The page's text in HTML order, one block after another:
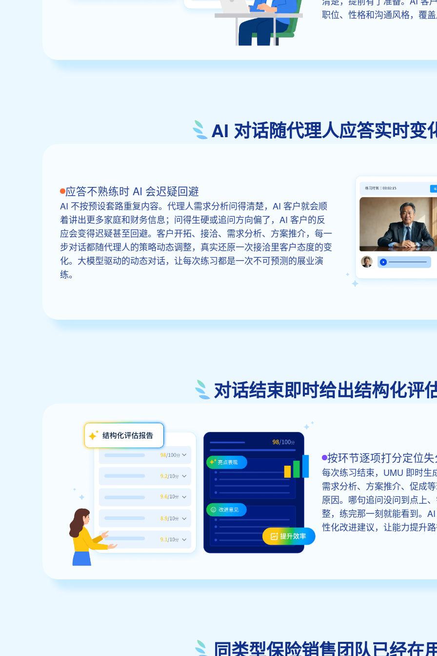
职位、性格和沟通风格，覆
AI 对话随代理人应答实时变
应答不熟练时 AI 会迟疑回避
AI 不按预设套路重复内容。代理人需求分析问得清楚，AI 客户就会顺
着讲出更多家庭和财务信息；问得生硬或追问方向偏了，AI 客户的反
应会变得迟疑甚至回避。客户开拓、接洽、需求分析、方案推介，每一
步对话都随代理人的策略动态调整，真实还原一次接洽里客户态度的变
化。大模型驱动的动态对话，让每次练习都是一次不可预测的展业演
练。
对话结束即时给出结构化评
按环节逐项打分定位
每次练习结束，UMU 即时
需求分析、方案推介、促成
原因。哪句追问没问到点上
整，练完那一刻就能看到。
性化改进建议，让能力提升
同类型保险销售团队已经在